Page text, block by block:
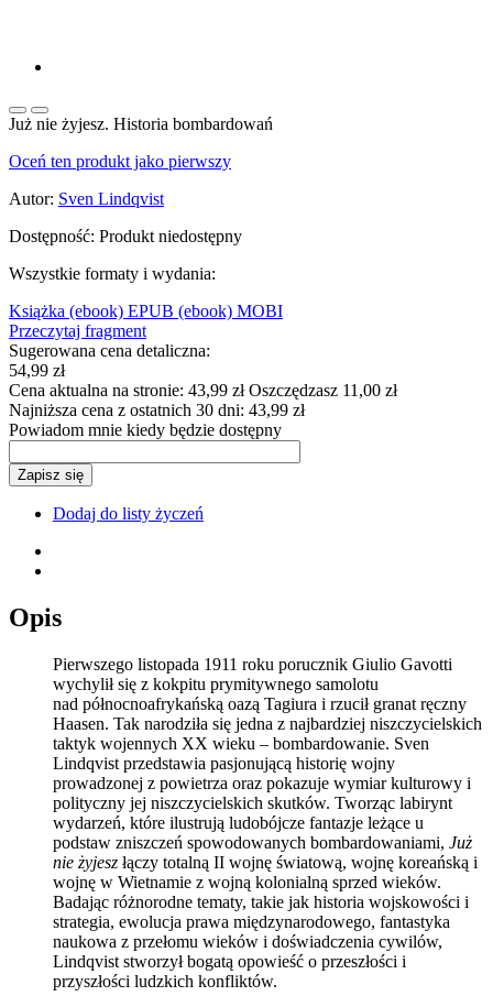
Już nie żyjesz. Historia bombardowań
Oceń ten produkt jako pierwszy
Autor: Sven Lindqvist
Dostępność: Produkt niedostępny
Wszystkie formaty i wydania:
Książka (ebook) EPUB (ebook) MOBI
Przeczytaj fragment
Sugerowana cena detaliczna:
54,99 zł
Cena aktualna na stronie: 43,99 złOszczędzasz 11,00 zł
Najniższa cena z ostatnich 30 dni: 43,99 zł
Powiadom mnie kiedy będzie dostępny
Zapisz się
Dodaj do listy życzeń
Opis
Pierwszego listopada 1911 roku porucznik Giulio Gavotti
wychylił się z kokpitu prymitywnego samolotu
nad północnoafrykańską oazą Tagiura i rzucił granat ręczny
Haasen. Tak narodziła się jedna z najbardziej niszczycielskich
taktyk wojennych XX wieku – bombardowanie. Sven
Lindqvist przedstawia pasjonującą historię wojny
prowadzonej z powietrza oraz pokazuje wymiar kulturowy i
polityczny jej niszczycielskich skutków. Tworząc labirynt
wydarzeń, które ilustrują ludobójcze fantazje leżące u
podstaw zniszczeń spowodowanych bombardowaniami, Już
nie żyjesz łączy totalną II wojnę światową, wojnę koreańską i
wojnę w Wietnamie z wojną kolonialną sprzed wieków.
Badając różnorodne tematy, takie jak historia wojskowości i
strategia, ewolucja prawa międzynarodowego, fantastyka
naukowa z przełomu wieków i doświadczenia cywilów,
Lindqvist stworzył bogatą opowieść o przeszłości i
przyszłości ludzkich konfliktów.